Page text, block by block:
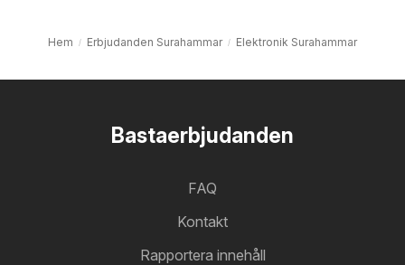
Hem Erbjudanden Surahammar Elektronik Surahammar
Bastaerbjudanden
FAQ
Kontakt
Rapportera innehåll